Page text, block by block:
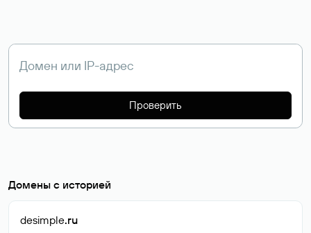
Проверить
Домены с историей
desimple.ru